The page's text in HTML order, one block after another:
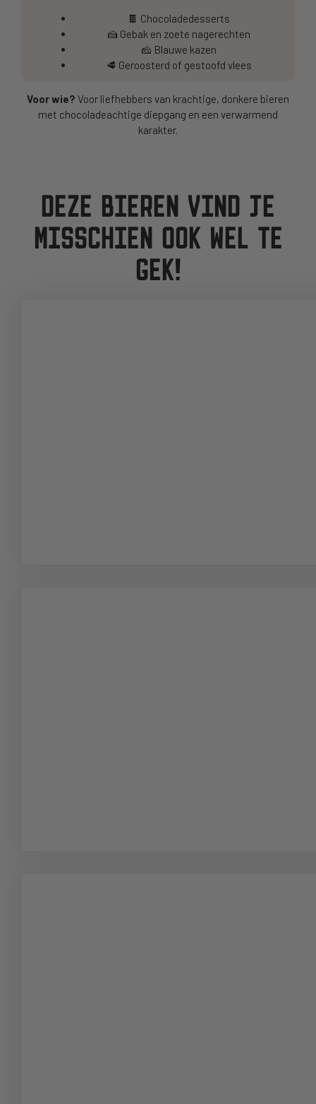
🍫 Chocoladedesserts
🍰 Gebak en zoete nagerechten
🧀 Blauwe kazen
🥩 Geroosterd of gestoofd vlees
Voor wie? Voor liefhebbers van krachtige, donkere bieren
met chocoladeachtige diepgang en een verwarmend
karakter.
DEZE BIEREN VIND JE
MISSCHIEN OOK WEL TE
GEK!